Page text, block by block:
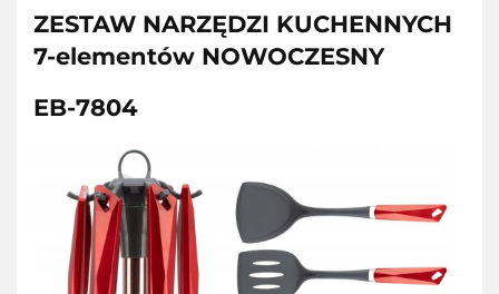
ZESTAW NARZĘDZI KUCHENNYCH
7-elementów NOWOCZESNY
EB-7804